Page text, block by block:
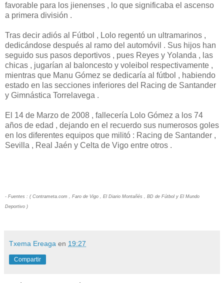
favorable para los jienenses , lo que significaba el ascenso
a primera división .
Tras decir adiós al Fútbol , Lolo regentó un ultramarinos ,
dedicándose después al ramo del automóvil . Sus hijos han
seguido sus pasos deportivos , pues Reyes y Yolanda , las
chicas , jugarían al baloncesto y voleibol respectivamente ,
mientras que Manu Gómez se dedicaría al fútbol , habiendo
estado en las secciones inferiores del Racing de Santander
y Gimnástica Torrelavega .
El 14 de Marzo de 2008 , fallecería Lolo Gómez a los 74
años de edad , dejando en el recuerdo sus numerosos goles
en los diferentes equipos que militó : Racing de Santander ,
Sevilla , Real Jaén y Celta de Vigo entre otros .
- Fuentes : ( Contrameta.com , Faro de Vigo , El Diario Montañés , BD de Fútbol y El Mundo
Deportivo )
Txema Ereaga en 19:27
Compartir